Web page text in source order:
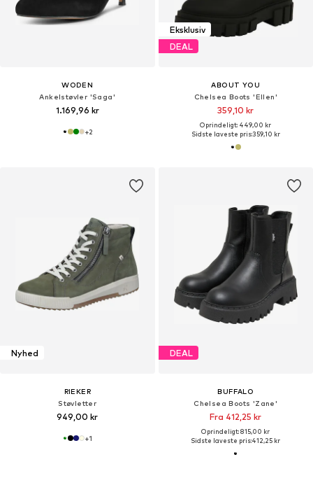
WODEN
Ankelstøvler 'Saga'
1.169,96 kr
+2
Eksklusiv
DEAL
ABOUT YOU
Chelsea Boots 'Ellen'
359,10 kr
Oprindeligt: 449,00 kr
Sidste laveste pris:359,10 kr
Nyhed
RIEKER
Støvletter
949,00 kr
+1
DEAL
BUFFALO
Chelsea Boots 'Zane'
Fra 412,25 kr
Oprindeligt: 815,00 kr
Sidste laveste pris:412,25 kr